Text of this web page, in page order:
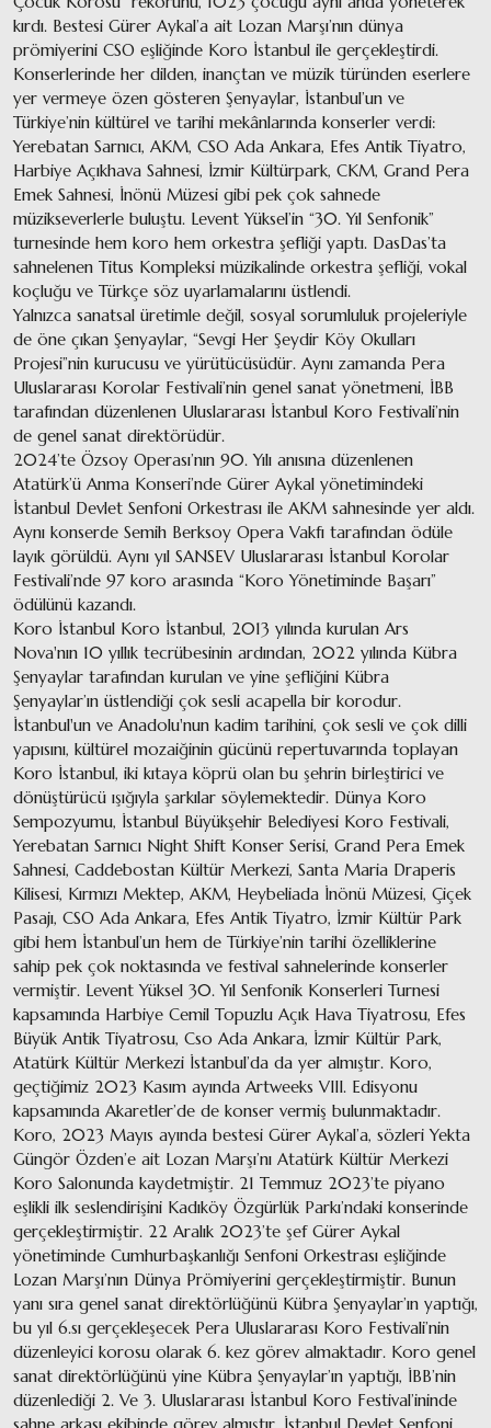
kırdı. Bestesi Gürer Aykal’a ait Lozan Marşı’nın dünya
prömiyerini CSO eşliğinde Koro İstanbul ile gerçekleştirdi.
Konserlerinde her dilden, inançtan ve müzik türünden eserlere
yer vermeye özen gösteren Şenyaylar, İstanbul’un ve
Türkiye’nin kültürel ve tarihi mekânlarında konserler verdi:
Yerebatan Sarnıcı, AKM, CSO Ada Ankara, Efes Antik Tiyatro,
Harbiye Açıkhava Sahnesi, İzmir Kültürpark, CKM, Grand Pera
Emek Sahnesi, İnönü Müzesi gibi pek çok sahnede
müzikseverlerle buluştu. Levent Yüksel’in “30. Yıl Senfonik”
turnesinde hem koro hem orkestra şefliği yaptı. DasDas’ta
sahnelenen Titus Kompleksi müzikalinde orkestra şefliği, vokal
koçluğu ve Türkçe söz uyarlamalarını üstlendi.
Yalnızca sanatsal üretimle değil, sosyal sorumluluk projeleriyle
de öne çıkan Şenyaylar, “Sevgi Her Şeydir Köy Okulları
Projesi”nin kurucusu ve yürütücüsüdür. Aynı zamanda Pera
Uluslararası Korolar Festivali’nin genel sanat yönetmeni, İBB
tarafından düzenlenen Uluslararası İstanbul Koro Festivali’nin
de genel sanat direktörüdür.
2024’te Özsoy Operası’nın 90. Yılı anısına düzenlenen
Atatürk’ü Anma Konseri’nde Gürer Aykal yönetimindeki
İstanbul Devlet Senfoni Orkestrası ile AKM sahnesinde yer aldı.
Aynı konserde Semih Berksoy Opera Vakfı tarafından ödüle
layık görüldü. Aynı yıl SANSEV Uluslararası İstanbul Korolar
Festivali’nde 97 koro arasında “Koro Yönetiminde Başarı”
ödülünü kazandı.
Koro İstanbul Koro İstanbul, 2013 yılında kurulan Ars
Nova'nın 10 yıllık tecrübesinin ardından, 2022 yılında Kübra
Şenyaylar tarafından kurulan ve yine şefliğini Kübra
Şenyaylar’ın üstlendiği çok sesli acapella bir korodur.
İstanbul'un ve Anadolu'nun kadim tarihini, çok sesli ve çok dilli
yapısını, kültürel mozaiğinin gücünü repertuvarında toplayan
Koro İstanbul, iki kıtaya köprü olan bu şehrin birleştirici ve
dönüştürücü ışığıyla şarkılar söylemektedir. Dünya Koro
Sempozyumu, İstanbul Büyükşehir Belediyesi Koro Festivali,
Yerebatan Sarnıcı Night Shift Konser Serisi, Grand Pera Emek
Sahnesi, Caddebostan Kültür Merkezi, Santa Maria Draperis
Kilisesi, Kırmızı Mektep, AKM, Heybeliada İnönü Müzesi, Çiçek
Pasajı, CSO Ada Ankara, Efes Antik Tiyatro, İzmir Kültür Park
gibi hem İstanbul’un hem de Türkiye’nin tarihi özelliklerine
sahip pek çok noktasında ve festival sahnelerinde konserler
vermiştir. Levent Yüksel 30. Yıl Senfonik Konserleri Turnesi
kapsamında Harbiye Cemil Topuzlu Açık Hava Tiyatrosu, Efes
Büyük Antik Tiyatrosu, Cso Ada Ankara, İzmir Kültür Park,
Atatürk Kültür Merkezi İstanbul’da da yer almıştır. Koro,
geçtiğimiz 2023 Kasım ayında Artweeks VIII. Edisyonu
kapsamında Akaretler’de de konser vermiş bulunmaktadır.
Koro, 2023 Mayıs ayında bestesi Gürer Aykal’a, sözleri Yekta
Güngör Özden’e ait Lozan Marşı’nı Atatürk Kültür Merkezi
Koro Salonunda kaydetmiştir. 21 Temmuz 2023’te piyano
eşlikli ilk seslendirişini Kadıköy Özgürlük Parkı’ndaki konserinde
gerçekleştirmiştir. 22 Aralık 2023’te şef Gürer Aykal
yönetiminde Cumhurbaşkanlığı Senfoni Orkestrası eşliğinde
Lozan Marşı’nın Dünya Prömiyerini gerçekleştirmiştir. Bunun
yanı sıra genel sanat direktörlüğünü Kübra Şenyaylar’ın yaptığı,
bu yıl 6.sı gerçekleşecek Pera Uluslararası Koro Festivali’nin
düzenleyici korosu olarak 6. kez görev almaktadır. Koro genel
sanat direktörlüğünü yine Kübra Şenyaylar’ın yaptığı, İBB’nin
düzenlediği 2. Ve 3. Uluslararası İstanbul Koro Festival’ininde
sahne arkası ekibinde görev almıştır. İstanbul Devlet Senfoni